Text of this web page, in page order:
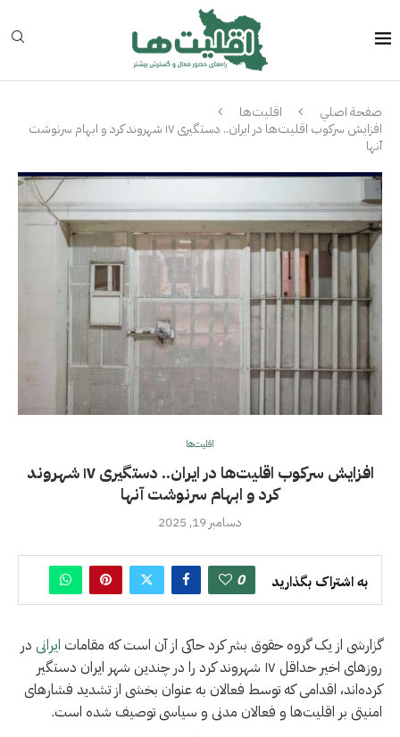
صفحة اصلي
اقلیت‌ها
افزایش سرکوب اقلیت‌ها در ایران.. دستگیری ۱۷ شهروند کرد و ابهام سرنوشت
آنها
اقلیت‌ها
افزایش سرکوب اقلیت‌ها در ایران.. دستگیری ۱۷ شهروند
کرد و ابهام سرنوشت آنها
دسامبر 19, 2025
به اشتراک بگذارید 0
گزارشی از یک گروه حقوق بشر کرد حاکی از آن است که مقامات ایرانی در
روزهای اخیر حداقل ۱۷ شهروند کرد را در چندین شهر ایران دستگیر
کرده‌اند، اقدامی که توسط فعالان به عنوان بخشی از تشدید فشارهای
امنیتی بر اقلیت‌ها و فعالان مدنی و سیاسی توصیف شده است.